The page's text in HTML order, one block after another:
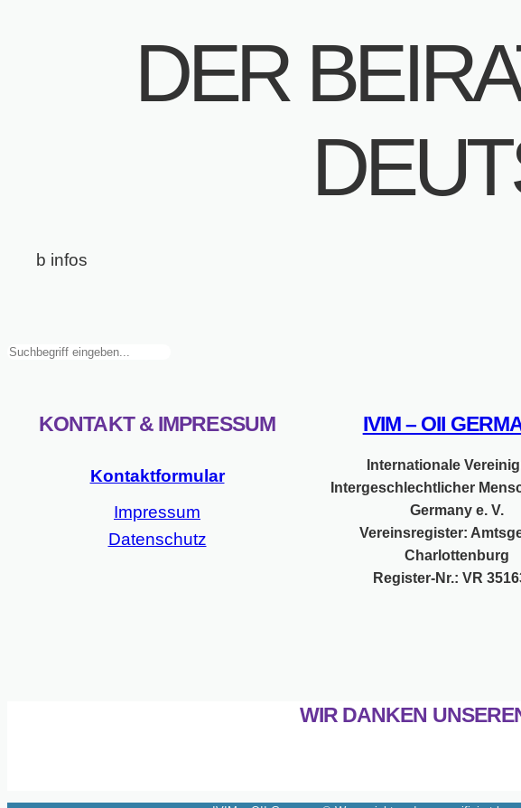
DER
b infos
Suchen
KONTAKT & IMPRESSUM
Kontaktformular
Impressum
Datenschutz
IVIM – OII
Internationale
Intergeschlechtlicher
Germany e. V.
Vereinsregister:
Charlottenburg
Register-Nr.: VR
WIR DANKEN